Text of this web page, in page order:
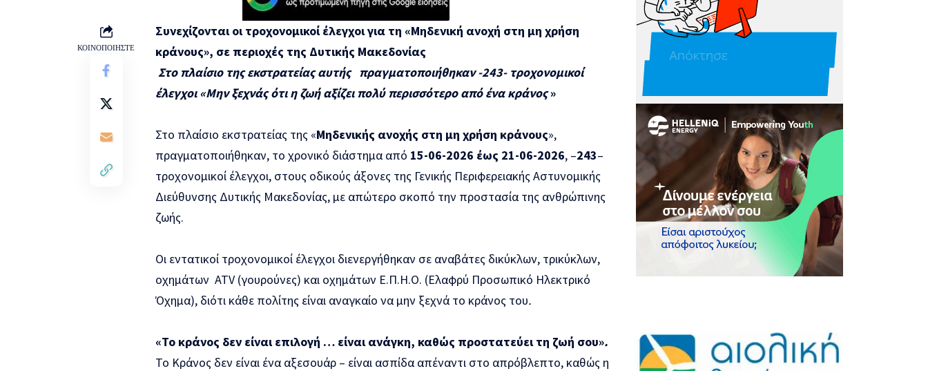
ΚΟΙΝΟΠΟΙΗΣΤΕ
Συνεχίζονται οι τροχονομικοί έλεγχοι για τη «Μηδενική ανοχή στη μη χρήση
κράνους», σε περιοχές της Δυτικής Μακεδονίας
Στο πλαίσιο της εκστρατείας αυτής πραγματοποιήθηκαν -243- τροχονομικοί
έλεγχοι«Μην ξεχνάς ότι η ζωή αξίζει πολύ περισσότεροαπό ένα κράνος»
Στο πλαίσιο εκστρατείας της «Μηδενικής ανοχής στη μη χρήση κράνους»,
πραγματοποιήθηκαν, το χρονικό διάστημα από 15-06-2026 έως 21-06-2026, –243–
τροχονομικοί έλεγχοι, στους οδικούς άξονες της Γενικής Περιφερειακής Αστυνομικής
Διεύθυνσης Δυτικής Μακεδονίας, με απώτερο σκοπό την προστασία της ανθρώπινης
ζωής.
Οι εντατικοί τροχονομικοί έλεγχοι διενεργήθηκαν σε αναβάτες δικύκλων, τρικύκλων,
οχημάτων ATV (γουρούνες) και οχημάτων Ε.Π.Η.Ο. (Ελαφρύ Προσωπικό Ηλεκτρικό
Όχημα), διότι κάθε πολίτης είναι αναγκαίο να μην ξεχνά το κράνος του.
«Το κράνος δεν είναι επιλογή … είναι ανάγκη, καθώς προστατεύει τη ζωή σου».
Το Κράνος δεν είναι ένα αξεσουάρ – είναι ασπίδα απέναντι στο απρόβλεπτο, καθώς η